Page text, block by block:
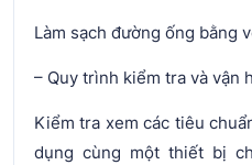
Làm sạch đường ống bằng
– Quy trình kiểm tra và vận
Kiểm tra xem các tiêu
dụng cùng một thiết bị